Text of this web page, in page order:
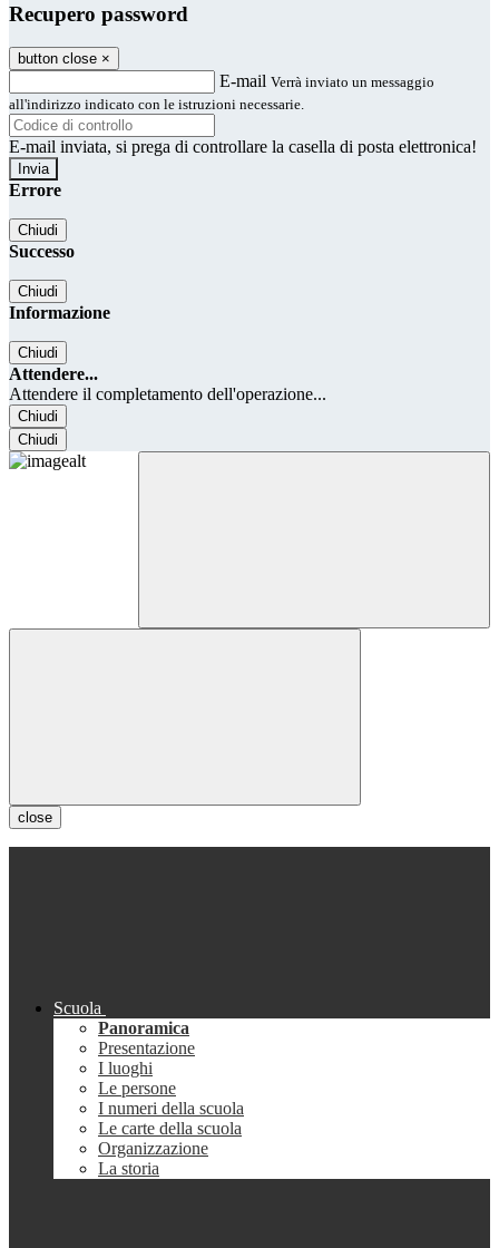
Recupero password
button close ×
E-mail Verrà inviato un messaggio
all'indirizzo indicato con le istruzioni necessarie.
E-mail inviata, si prega di controllare la casella di posta elettronica!
Errore
Chiudi
Successo
Chiudi
Informazione
Chiudi
Attendere...
Attendere il completamento dell'operazione...
Chiudi
Chiudi
close
Scuola
Panoramica
Presentazione
I luoghi
Le persone
I numeri della scuola
Le carte della scuola
Organizzazione
La storia